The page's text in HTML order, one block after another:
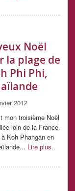
Noël
la plage de
Phi Phi,
2012
mon troisième Noël
loin de la France.
Koh Phangan en
Lire plus..